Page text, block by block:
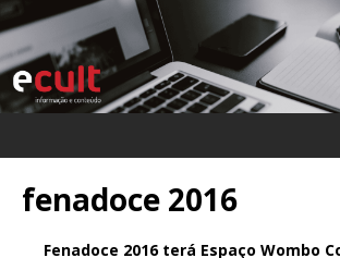
fenadoce 2016
Fenadoce 2016 terá Espaço Wombo